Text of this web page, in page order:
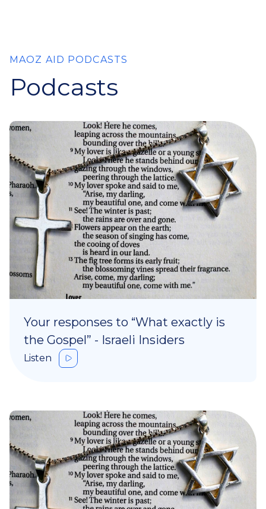
MAOZ AID PODCASTS
Podcasts
Your responses to “What exactly is
the Gospel” - Israeli Insiders
Listen